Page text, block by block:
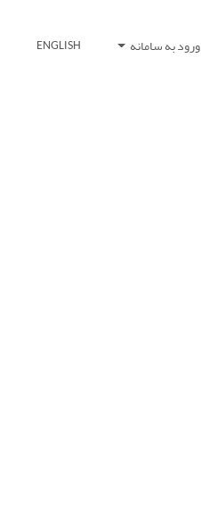
ورود به سامانه ENGLISH